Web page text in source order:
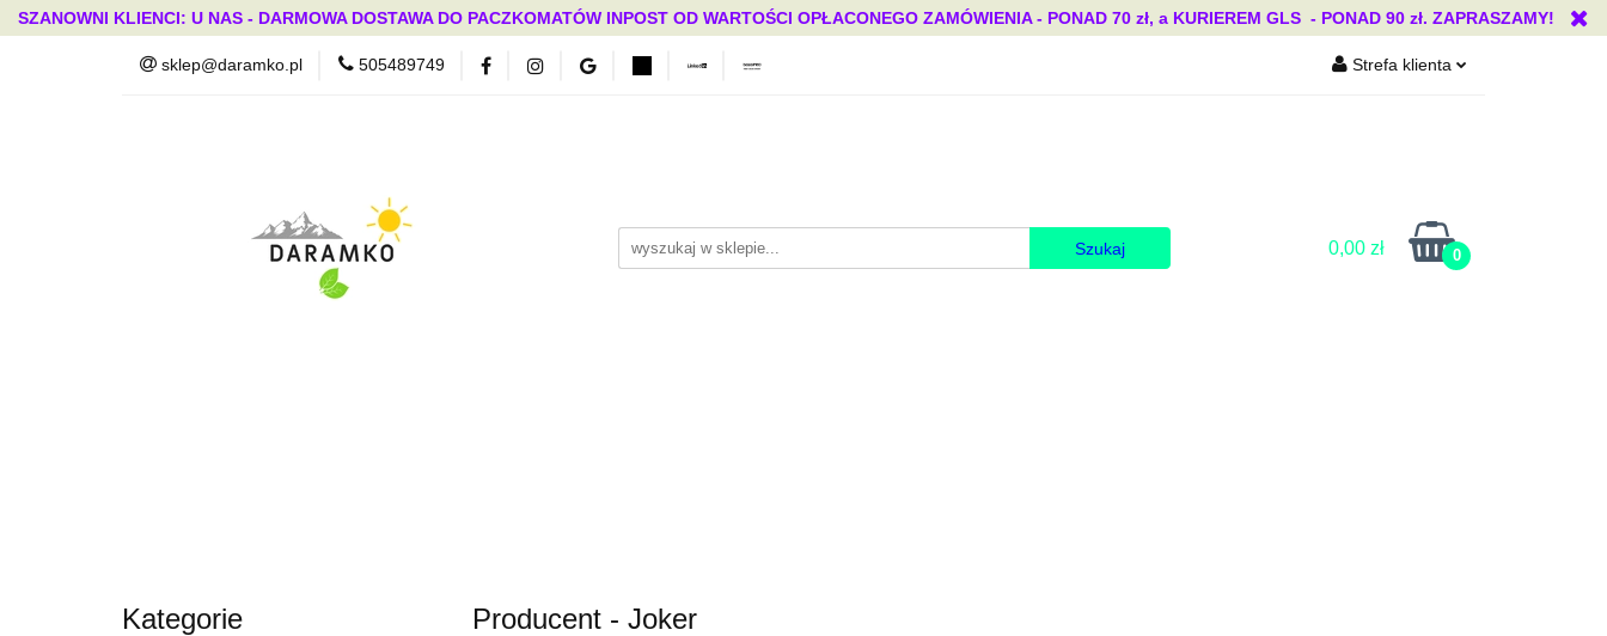
SZANOWNI KLIENCI: U NAS - DARMOWA DOSTAWA DO PACZKOMATÓW INPOST OD WARTOŚCI OPŁACONEGO ZAMÓWIENIA - PONAD 70 zł, a KURIEREM GLS - PONAD 90 zł. ZAPRASZAMY!
sklep@daramko.pl 505489749 Strefa klienta
Zgody cookies
0,00 zł 0
Nowości Bestsellery Mega okazje
Kategorie Producent - Joker